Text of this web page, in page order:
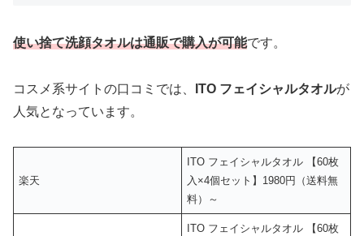
使い捨て洗顔タオルは通販で購入が可能です。
コスメ系サイトの口コミでは、 ITO フェイシャルタオルが
人気となっています。
楽天
ITO フェイシャルタオル 【60枚
入×4個セット】1980円（送料無
料）～
ITO フェイシャルタオル 【60枚